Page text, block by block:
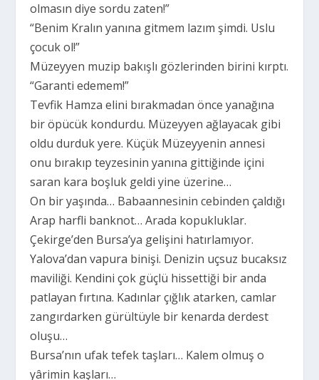
olmasın diye sordu zaten!”
“Benim Kralın yanına gitmem lazım şimdi. Uslu
çocuk ol!”
Müzeyyen muzip bakışlı gözlerinden birini kırptı.
“Garanti edemem!”
Tevfik Hamza elini bırakmadan önce yanağına
bir öpücük kondurdu. Müzeyyen ağlayacak gibi
oldu durduk yere. Küçük Müzeyyenin annesi
onu bırakıp teyzesinin yanına gittiğinde içini
saran kara boşluk geldi yine üzerine…
On bir yaşında… Babaannesinin cebinden çaldığı
Arap harfli banknot… Arada kopukluklar.
Çekirge’den Bursa’ya gelişini hatırlamıyor.
Yalova’dan vapura binişi. Denizin uçsuz bucaksız
maviliği. Kendini çok güçlü hissettiği bir anda
patlayan fırtına. Kadınlar çığlık atarken, camlar
zangırdarken gürültüyle bir kenarda derdest
oluşu…
Bursa’nın ufak tefek taşları… Kalem olmuş o
yârimin kaşları…